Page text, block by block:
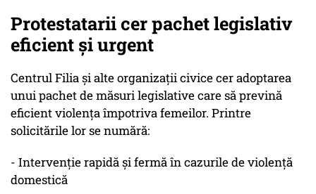
Protestatarii cer pachet legislativ
eficient și urgent
Centrul Filia și alte organizații civice cer adoptarea
unui pachet de măsuri legislative care să prevină
eficient violența împotriva femeilor. Printre
solicitările lor se numără:
- Intervenție rapidă și fermă în cazurile de violență
domestică